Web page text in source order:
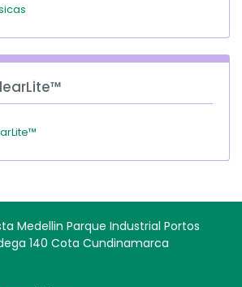
Medellin Parque Industrial Portos
140 Cota Cundinamarca